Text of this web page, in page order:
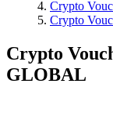
Crypto
Crypto
Crypto
GLOBAL